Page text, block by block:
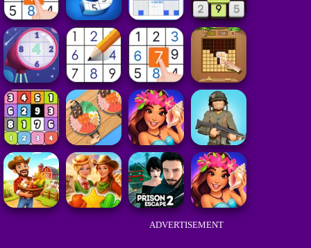
ADVERTISEMENT